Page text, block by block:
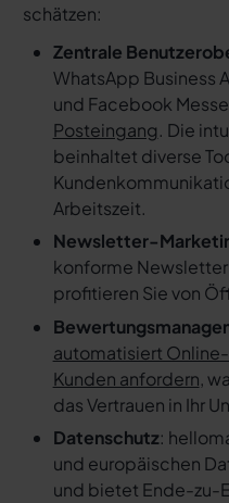
schätzen:
Zentrale
WhatsApp Business
und Facebook
Posteingang. Die
beinhaltet diverse
Arbeitszeit.
Newsletter-
konforme
profitieren Sie von
automatisiert
Kunden anfordern,
das Vertrauen in Ihr
Datenschutz:
und europäischen
und bietet Ende-zu-